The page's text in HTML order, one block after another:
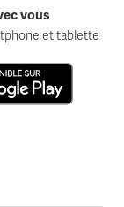
vous
et tablette